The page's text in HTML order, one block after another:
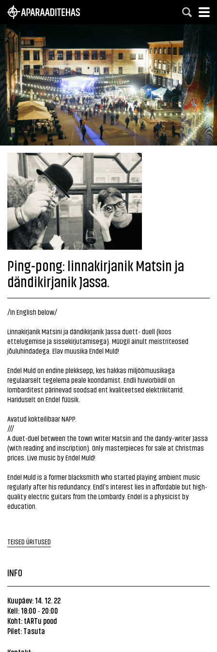
Ping-pong: linnakirjanik Matsin ja
dändikirjanik Jassa.
/In English below/
Linnakirjanik Matsini ja dändikirjanik Jassa duett- duell (koos
ettelugemise ja sissekirjutamisega). Müügil ainult meistriteosed
jõuluhindadega. Elav muusika Endel Muld!
Endel Muld on endine plekksepp, kes hakkas miljöömuusikaga
regulaarselt tegelema peale koondamist. Endli huviorbiidil on
lombarditest pärinevad soodsad ent kvaliteetsed elektrikitarrid.
Hariduselt on Endel füüsik.
Avatud kokteilibaar NAPP.
///
A duet-duel between the town writer Matsin and the dandy-writer Jassa
(with reading and inscription). Only masterpieces for sale at Christmas
prices. Live music by Endel Muld!
Endel Muld is a former blacksmith who started playing ambient music
regularly after his redundancy. Endl's interest lies in affordable but high-
quality electric guitars from the Lombardy. Endel is a physicist by
education.
TEISED ÜRITUSED
INFO
Kuupäev: 14. 12. 22
Kell: 18:00 - 20:00
Koht: tARTu pood
Pilet: Tasuta